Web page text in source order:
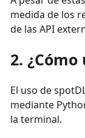
medida de los
de las API
2.
El uso de
mediante
la terminal.